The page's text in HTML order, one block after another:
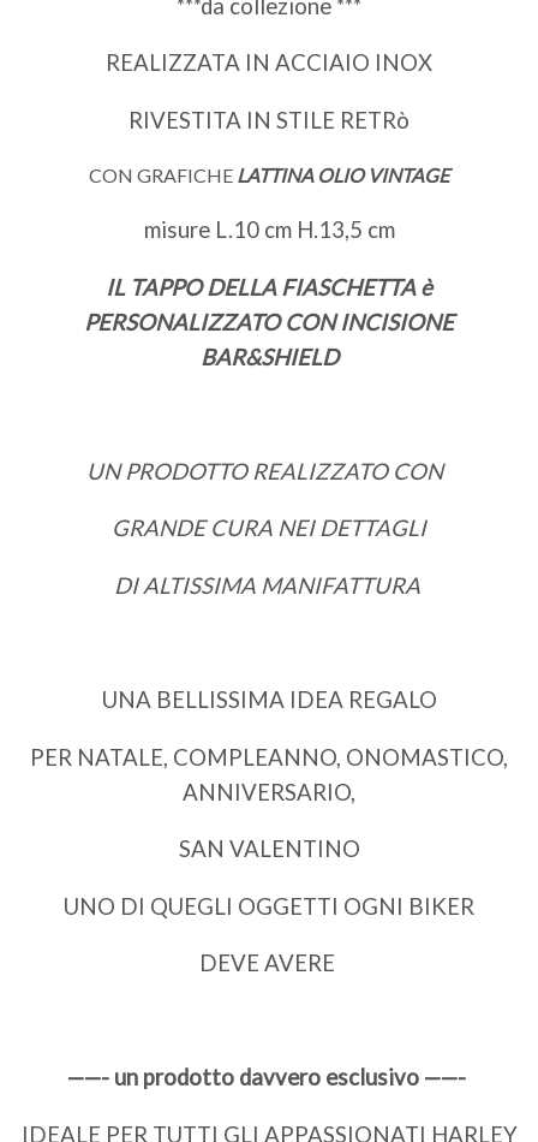
***da collezione ***
REALIZZATA IN ACCIAIO INOX
RIVESTITA IN STILE RETRò
CON GRAFICHE LATTINA OLIO VINTAGE
misure L.10 cm H.13,5 cm
IL TAPPO DELLA FIASCHETTA è
PERSONALIZZATO CON INCISIONE
BAR&SHIELD
UN PRODOTTO REALIZZATO CON
GRANDE CURA NEI DETTAGLI
DI ALTISSIMA MANIFATTURA
UNA BELLISSIMA IDEA REGALO
PER NATALE, COMPLEANNO, ONOMASTICO,
ANNIVERSARIO,
SAN VALENTINO
UNO DI QUEGLI OGGETTI OGNI BIKER
DEVE AVERE
——- un prodotto davvero esclusivo ——-
IDEALE PER TUTTI GLI APPASSIONATI HARLEY